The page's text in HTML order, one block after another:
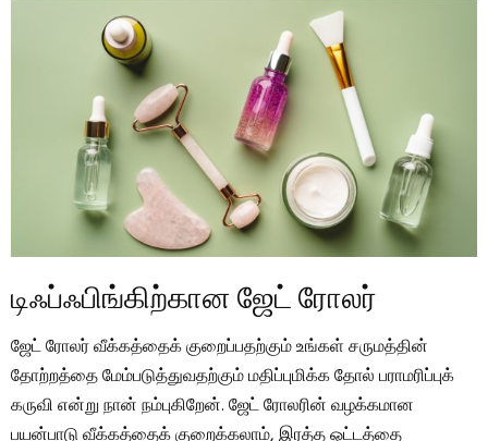
டிஃப்ஃபிங்கிற்கான ஜேட் ரோலர்
ஜேட் ரோலர் வீக்கத்தைக் குறைப்பதற்கும் உங்கள் சருமத்தின்
தோற்றத்தை மேம்படுத்துவதற்கும் மதிப்புமிக்க தோல் பராமரிப்புக்
கருவி என்று நான் நம்புகிறேன். ஜேட் ரோலரின் வழக்கமான
பயன்பாடு வீக்கத்தைக் குறைக்கலாம், இரத்த ஓட்டத்தை